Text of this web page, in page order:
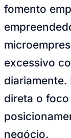
Feito por
Divulgação
O